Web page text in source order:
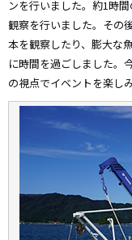
ンを行いました。約1時
観察を行いました。その
本を観察したり、膨大な
に時間を過ごしました。
の視点でイベントを楽し